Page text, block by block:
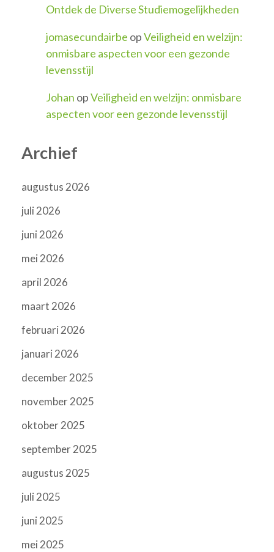
Ontdek de Diverse Studiemogelijkheden
jomasecundairbe opVeiligheid en welzijn:
onmisbare aspecten voor een gezonde
levensstijl
Johan opVeiligheid en welzijn: onmisbare
aspecten voor een gezonde levensstijl
Archief
augustus 2026
juli 2026
juni 2026
mei 2026
april 2026
maart 2026
februari 2026
januari 2026
december 2025
november 2025
oktober 2025
september 2025
augustus 2025
juli 2025
juni 2025
mei 2025